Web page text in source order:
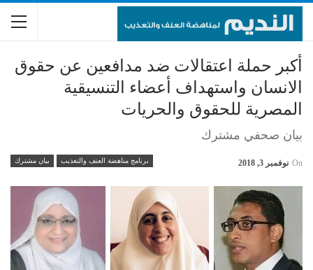
أكبر حملة اعتقالات ضد مدافعين عن حقوق
الانسان واستهداف أعضاء التنسيقية
المصرية للحقوق والحريات
بيان صحفي مشترك
برنامج مناهضة العنف والتعذيب بيان مشترك On نوفمبر 3, 2018